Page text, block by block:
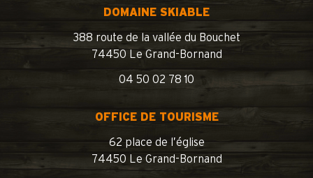
DOMAINE SKIABLE
388 route de la vallée du Bouchet
74450 Le Grand-Bornand
04 50 02 78 10
OFFICE DE TOURISME
62 place de l’église
74450 Le Grand-Bornand